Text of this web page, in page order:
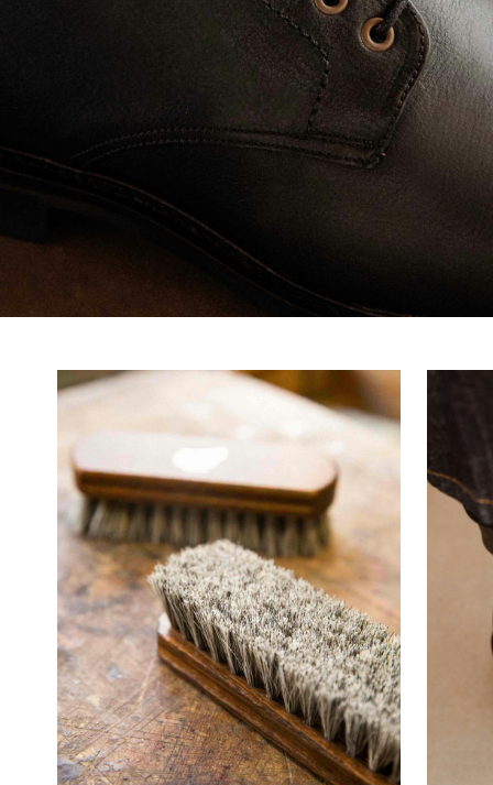
auf
wenn
(*)
Nur gültig